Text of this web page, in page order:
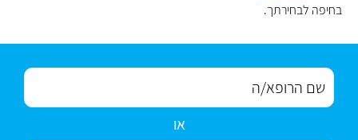
בחיפה לבחירתך.
או